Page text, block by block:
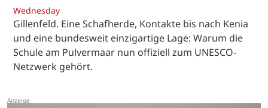
Wednesday
Gillenfeld. Eine Schafherde, Kontakte bis nach Kenia
und eine bundesweit einzigartige Lage: Warum die
Schule am Pulvermaar nun offiziell zum UNESCO-
Netzwerk gehört.